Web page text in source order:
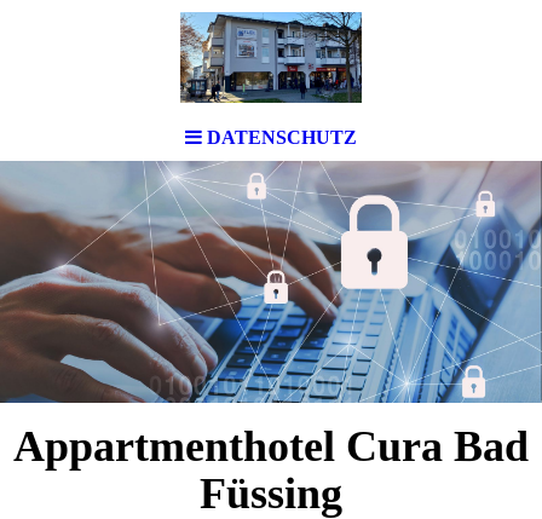
DATENSCHUTZ
Appartmenthotel Cura Bad
Füssing